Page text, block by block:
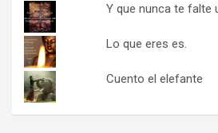
Y que nunca te falte
Lo que eres es.
Cuento el elefante